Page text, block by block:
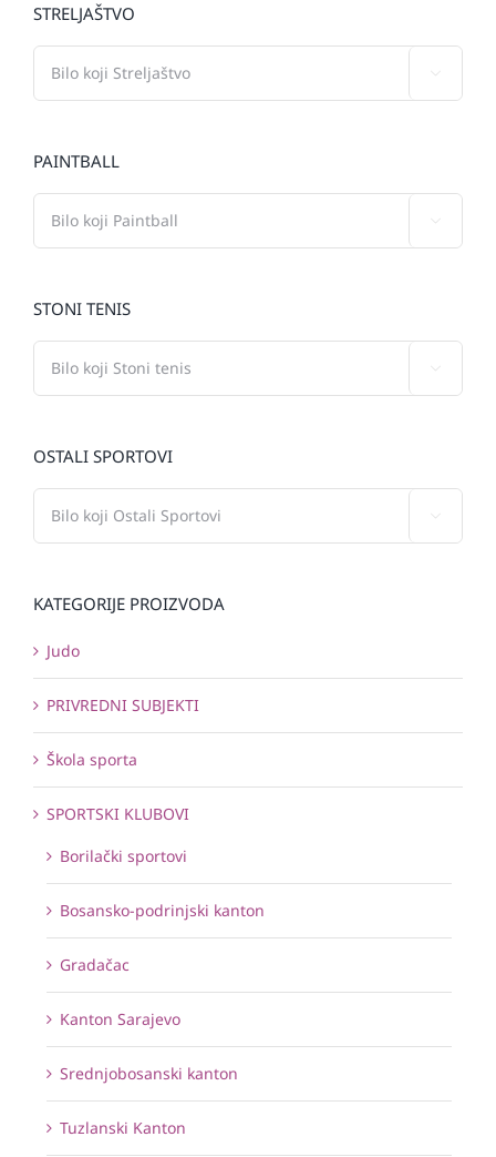
STRELJAŠTVO
PAINTBALL
STONI TENIS
OSTALI SPORTOVI
KATEGORIJE PROIZVODA
Judo
PRIVREDNI SUBJEKTI
Škola sporta
SPORTSKI KLUBOVI
Borilački sportovi
Bosansko-podrinjski kanton
Gradačac
Kanton Sarajevo
Srednjobosanski kanton
Tuzlanski Kanton